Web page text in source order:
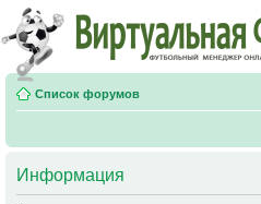
Список форумов
Информация